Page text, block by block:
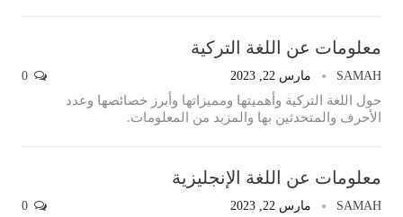
معلومات عن اللغة التركية
SAMAH مارس 22, 2023
حول اللغة التركية وأهميتها ومميزاتها وأبرز خصائصها وعدد
الأحرف والمتحدثين بها والمزيد من المعلومات.
معلومات عن اللغة الإنجليزية
SAMAH مارس 22, 2023